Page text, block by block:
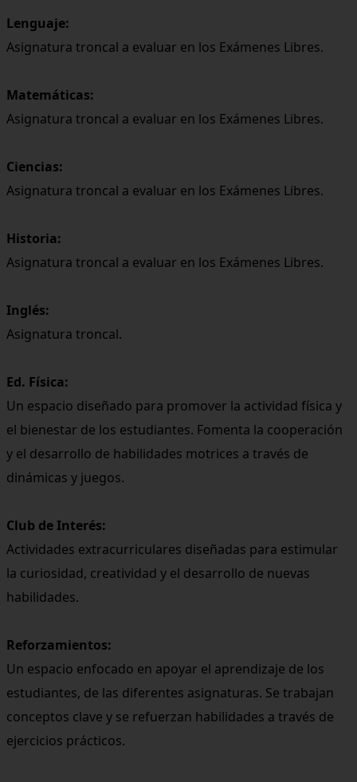
Lenguaje:
Asignatura troncal a evaluar en los Exámenes Libres.
Matemáticas:
Asignatura troncal a evaluar en los Exámenes Libres.
Ciencias:
Asignatura troncal a evaluar en los Exámenes Libres.
Historia:
Asignatura troncal a evaluar en los Exámenes Libres.
Inglés:
Asignatura troncal.
Ed. Física:
Un espacio diseñado para promover la actividad física y
el bienestar de los estudiantes. Fomenta la cooperación
y el desarrollo de habilidades motrices a través de
dinámicas y juegos.
Club de Interés:
Actividades extracurriculares diseñadas para estimular
la curiosidad, creatividad y el desarrollo de nuevas
habilidades.
Reforzamientos:
Un espacio enfocado en apoyar el aprendizaje de los
estudiantes, de las diferentes asignaturas. Se trabajan
conceptos clave y se refuerzan habilidades a través de
ejercicios prácticos.